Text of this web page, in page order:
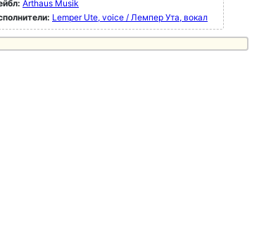
Arthaus Musik
Lemper Ute, voice / Лемпер Ута, вокал